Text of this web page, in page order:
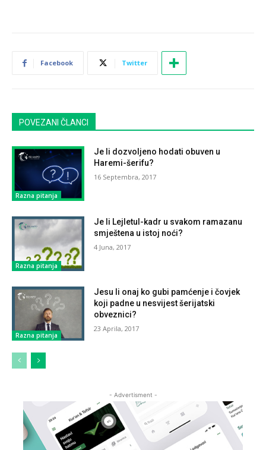
Facebook Twitter
POVEZANI ČLANCI
Razna pitanja
Je li dozvoljeno hodati obuven u
Haremi-šerifu?
16 Septembra, 2017
Razna pitanja
Je li Lejletul-kadr u svakom ramazanu
smještena u istoj noći?
4 Juna, 2017
Razna pitanja
Jesu li onaj ko gubi pamćenje i čovjek
koji padne u nesvijest šerijatski
obveznici?
23 Aprila, 2017
- Advertisment -